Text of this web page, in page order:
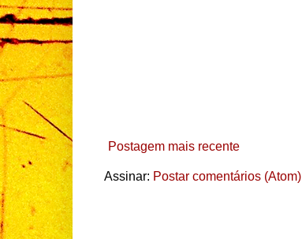
Postagem mais recente
Assinar: Postar comentários (Atom)